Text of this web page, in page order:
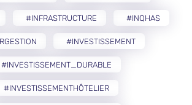
#INFRASTRUCTURE #INQHAS
#INVESTISSEMENT
#INVESTISSEMENT_DURABLE
#INVESTISSEMENTHÔTELIER